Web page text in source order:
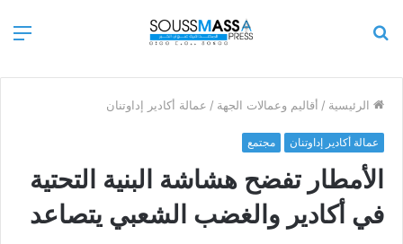
الرئيسية / أقاليم وعمالات الجهة / عمالة أكادير إداوتنان
عمالة أكادير إداوتنان مجتمع
الأمطار تفضح هشاشة البنية التحتية
في أكادير والغضب الشعبي يتصاعد